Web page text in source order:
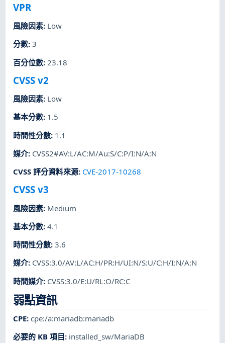
VPR
風險因素: Low
分數:3
百分位數: 23.18
CVSS v2
風險因素: Low
基本分數: 1.5
時間性分數: 1.1
媒介: CVSS2#AV:L/AC:M/Au:S/C:P/I:N/A:N
CVSS 評分資料來源: CVE-2017-10268
CVSS v3
風險因素: Medium
基本分數:4.1
時間性分數:3.6
媒介: CVSS:3.0/AV:L/AC:H/PR:H/UI:N/S:U/C:H/I:N/A:N
時間媒介: CVSS:3.0/E:U/RL:O/RC:C
弱點資訊
CPE:cpe:/a:mariadb:mariadb
必要的 KB 項目: installed_sw/MariaDB